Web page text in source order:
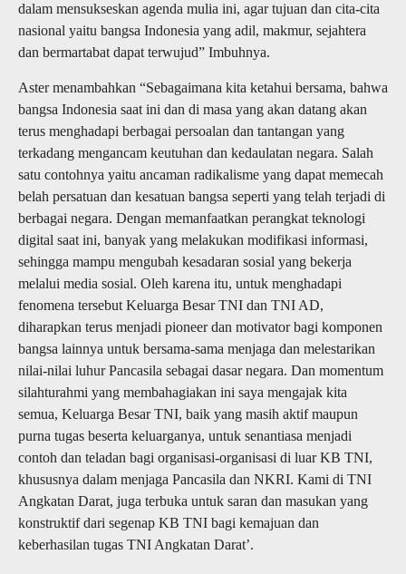
dalam mensukseskan agenda mulia ini, agar tujuan dan cita-cita
nasional yaitu bangsa Indonesia yang adil, makmur, sejahtera
dan bermartabat dapat terwujud” Imbuhnya.
Aster menambahkan “Sebagaimana kita ketahui bersama, bahwa
bangsa Indonesia saat ini dan di masa yang akan datang akan
terus menghadapi berbagai persoalan dan tantangan yang
terkadang mengancam keutuhan dan kedaulatan negara. Salah
satu contohnya yaitu ancaman radikalisme yang dapat memecah
belah persatuan dan kesatuan bangsa seperti yang telah terjadi di
berbagai negara. Dengan memanfaatkan perangkat teknologi
digital saat ini, banyak yang melakukan modifikasi informasi,
sehingga mampu mengubah kesadaran sosial yang bekerja
melalui media sosial. Oleh karena itu, untuk menghadapi
fenomena tersebut Keluarga Besar TNI dan TNI AD,
diharapkan terus menjadi pioneer dan motivator bagi komponen
bangsa lainnya untuk bersama-sama menjaga dan melestarikan
nilai-nilai luhur Pancasila sebagai dasar negara. Dan momentum
silahturahmi yang membahagiakan ini saya mengajak kita
semua, Keluarga Besar TNI, baik yang masih aktif maupun
purna tugas beserta keluarganya, untuk senantiasa menjadi
contoh dan teladan bagi organisasi-organisasi di luar KB TNI,
khususnya dalam menjaga Pancasila dan NKRI. Kami di TNI
Angkatan Darat, juga terbuka untuk saran dan masukan yang
konstruktif dari segenap KB TNI bagi kemajuan dan
keberhasilan tugas TNI Angkatan Darat’.